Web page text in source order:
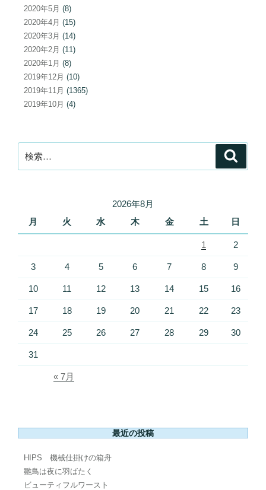
2020年5月 (8)
2020年4月 (15)
2020年3月 (14)
2020年2月 (11)
2020年1月 (8)
2019年12月 (10)
2019年11月 (1365)
2019年10月 (4)
索:
2026年8月
月
火 水 木 金 土 日
1 2
3 4 5 6 7 8 9
10 11 12 13 14 15 16
17 18 19 20 21 22 23
24 25 26 27 28 29 30
31
« 7月
最近の投稿
HIPS 機械仕掛けの箱舟
雛鳥は夜に羽ばたく
ビューティフルワースト